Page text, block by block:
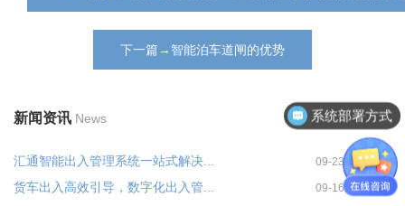
下一篇→智能泊车道闸的优势
新闻资讯 News
汇通智能出入管理系统一站式解决... 09-23
货车出入高效引导，数字化出入管... 09-16
系统部署方式